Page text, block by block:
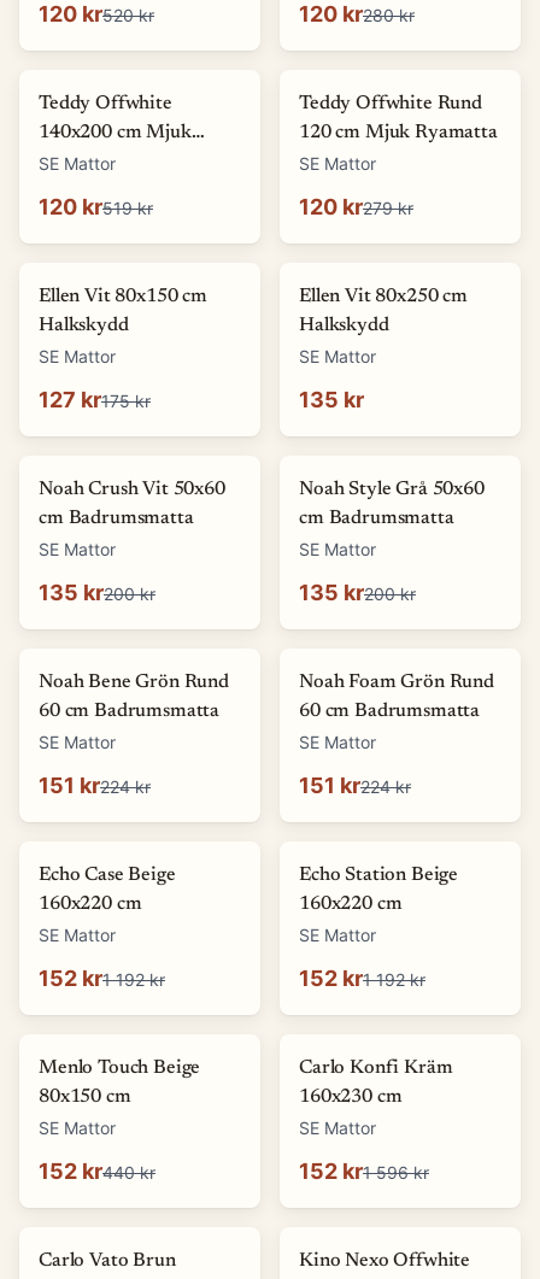
120 kr520 kr 120 kr280 kr
-77 %
Teddy Offwhite
140x200 cm Mjuk
Ryamatta
SE Mattor
120 kr519 kr
-57 %
Teddy Offwhite Rund
120 cm Mjuk Ryamatta
SE Mattor
120 kr279 kr
-27
Ellen Vit 80x150 cm
Halkskydd
SE Mattor
127 kr175 kr
Ellen Vit 80x250 cm
Halkskydd
SE Mattor
135 kr
-32 %
Noah Crush Vit 50x60
cm Badrumsmatta
SE Mattor
135 kr200 kr
-32 %
Noah Style Grå 50x60
cm Badrumsmatta
SE Mattor
135 kr200 kr
-33 %
Noah Bene Grön Rund
60 cm Badrumsmatta
SE Mattor
151 kr224 kr
-33 %
Noah Foam Grön Rund
60 cm Badrumsmatta
SE Mattor
151 kr224 kr
-87
Echo Case Beige
160x220 cm
SE Mattor
152 kr1 192 kr
-87
Echo Station Beige
160x220 cm
SE Mattor
152 kr1 192 kr
- 65
Menlo Touch Beige
80x150 cm
SE Mattor
152 kr440 kr
-90 %
Carlo Konfi Kräm
160x230 cm
SE Mattor
152 kr1 596 kr
-90 %
Carlo Vato Brun
-76
Kino Nexo Offwhite